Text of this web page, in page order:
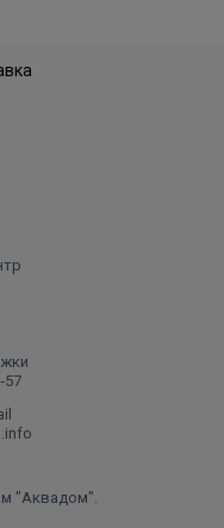
"Аквадом".